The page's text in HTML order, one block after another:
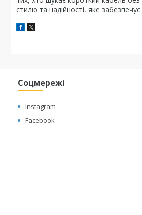
стилю та надійності, яке
Соцмережі
Instagram
Facebook